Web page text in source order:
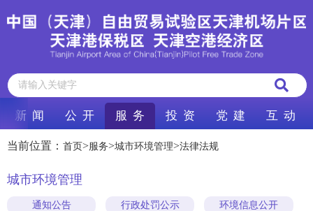
新 闻 公 开 服 务 投 资 党 建 互 动
当前位置： 首页>服务>城市环境管理>法律法规
城市环境管理
通知公告 行政处罚公示 环境信息公开